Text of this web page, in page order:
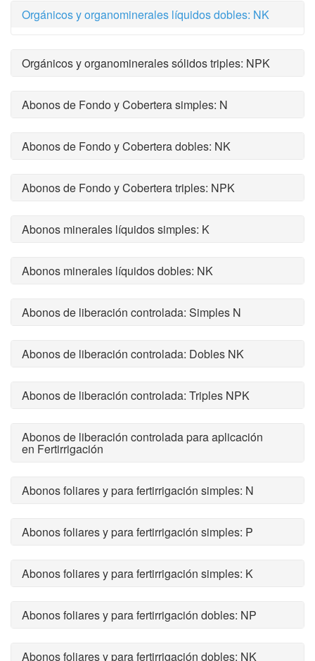
Orgánicos y organominerales líquidos dobles: NK
Orgánicos y organominerales sólidos triples: NPK
Abonos de Fondo y Cobertera simples: N
Abonos de Fondo y Cobertera dobles: NK
Abonos de Fondo y Cobertera triples: NPK
Abonos minerales líquidos simples: K
Abonos minerales líquidos dobles: NK
Abonos de liberación controlada: Simples N
Abonos de liberación controlada: Dobles NK
Abonos de liberación controlada: Triples NPK
Abonos de liberación controlada para aplicación
en Fertirrigación
Abonos foliares y para fertirrigación simples: N
Abonos foliares y para fertirrigación simples: P
Abonos foliares y para fertirrigación simples: K
Abonos foliares y para fertirrigación dobles: NP
Abonos foliares y para fertirrigación dobles: NK